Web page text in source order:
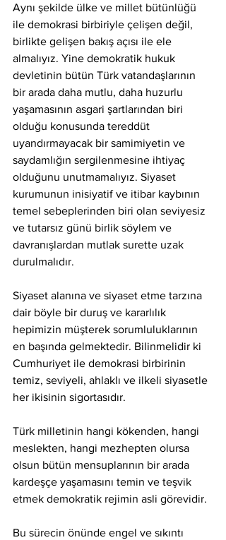
Aynı şekilde ülke ve millet bütünlüğü
ile demokrasi birbiriyle çelişen değil,
birlikte gelişen bakış açısı ile ele
almalıyız. Yine demokratik hukuk
devletinin bütün Türk vatandaşlarının
bir arada daha mutlu, daha huzurlu
yaşamasının asgari şartlarından biri
olduğu konusunda tereddüt
uyandırmayacak bir samimiyetin ve
saydamlığın sergilenmesine ihtiyaç
olduğunu unutmamalıyız. Siyaset
kurumunun inisiyatif ve itibar kaybının
temel sebeplerinden biri olan seviyesiz
ve tutarsız günü birlik söylem ve
davranışlardan mutlak surette uzak
durulmalıdır.
Siyaset alanına ve siyaset etme tarzına
dair böyle bir duruş ve kararlılık
hepimizin müşterek sorumluluklarının
en başında gelmektedir. Bilinmelidir ki
Cumhuriyet ile demokrasi birbirinin
temiz, seviyeli, ahlaklı ve ilkeli siyasetle
her ikisinin sigortasıdır.
Türk milletinin hangi kökenden, hangi
meslekten, hangi mezhepten olursa
olsun bütün mensuplarının bir arada
kardeşçe yaşamasını temin ve teşvik
etmek demokratik rejimin asli görevidir.
Bu sürecin önünde engel ve sıkıntı